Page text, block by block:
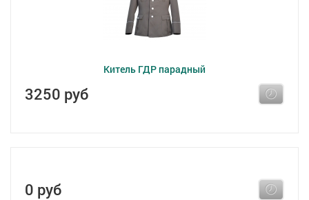
Китель ГДР парадный
3250 руб
0 руб